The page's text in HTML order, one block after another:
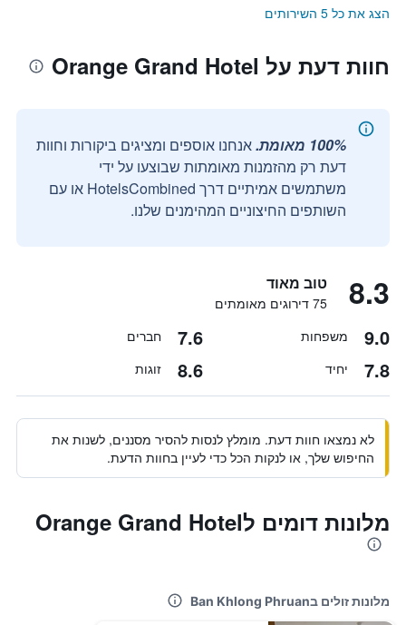
הצג את כל 5 השירותים
חוות דעת על Orange Grand Hotel
100% מאומת.
אנחנו אוספים ומציגים ביקורות וחוות
דעת רק מהזמנות מאומתות שבוצעו על ידי
משתמשים אמיתיים דרך HotelsCombined או עם
השותפים החיצוניים המהימנים שלנו.
8.3 טוב מאוד
75 דירוגים מאומתים
9.0 משפחות 7.6 חברים
7.8 יחיד 8.6 זוגות
לא נמצאו חוות דעת. מומלץ לנסות להסיר מסננים, לשנות את
החיפוש שלך, או לנקות הכל כדי לעיין בחוות הדעת.
מלונות דומים לOrange Grand Hotel
מלונות זולים בBan Khlong Phruan